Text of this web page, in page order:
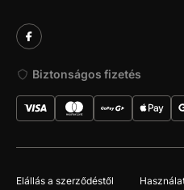
Biztonságos fizetés
Elállás a szerződéstől